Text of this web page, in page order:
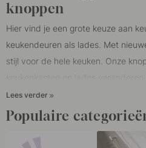
knoppen
Hier vind je een grote keuze aan
keukendeuren als lades. Met
stijl voor de hele keuken. Onze
uitstraling van je keuken. Onze
keukens, zoals HTH keukens, Epoq
of IKEA.
Lees verder
Populaire